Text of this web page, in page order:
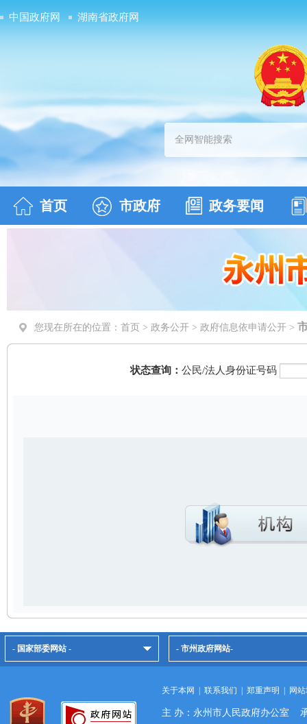
中国政府网 湖南省政府网
首页 市政府 政务要闻
您现在所在的位置： 首页 > 政务公开 > 政府信息依申请公开 >
状态查询： 公民/法人身份证号码
- 国家部委网站 - - 市州政府网站-
关于本网 联系我们 郑重声明 网
主 办：永州市人民政府办公室